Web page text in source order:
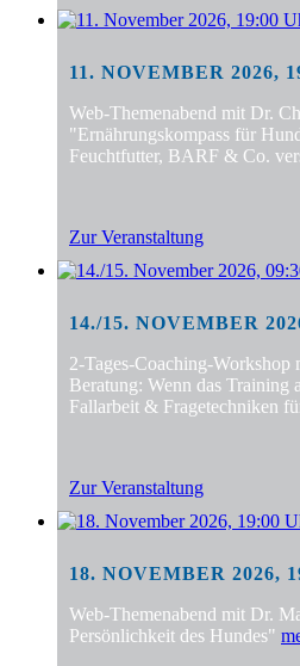
11. NOVEMBER 2026,
Web-Themenabend mit Dr.
"Ernährungskompass für
Feuchtfutter, BARF & Co.
Zur Veranstaltung
14./15. NOVEMBER
2-Tages-Coaching-
Beratung: Wenn das Training
Fallarbeit & Fragetechniken
Zur Veranstaltung
18. NOVEMBER 2026,
Web-Themenabend mit Dr.
Persönlichkeit des Hundes"